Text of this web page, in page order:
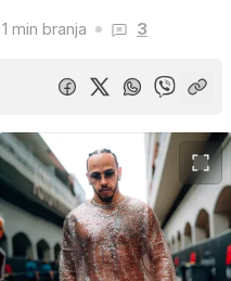
1 min branja 3